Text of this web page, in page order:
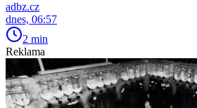
adbz.cz
dnes, 06:57
2 min
Reklama